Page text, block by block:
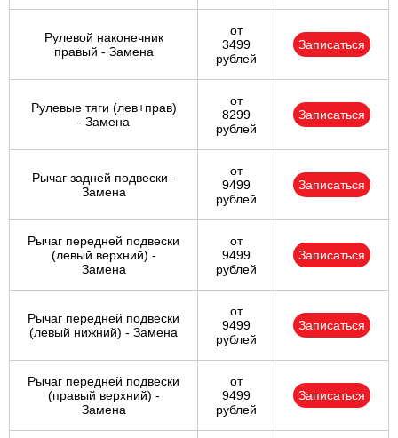
Рулевой наконечник
правый - Замена
от
3499
рублей
Записаться
Рулевые тяги (лев+прав)
- Замена
от
8299
рублей
Записаться
Рычаг задней подвески -
Замена
от
9499
рублей
Записаться
Рычаг передней подвески
(левый верхний) -
Замена
от
9499
рублей
Записаться
Рычаг передней подвески
(левый нижний) - Замена
от
9499
рублей
Записаться
Рычаг передней подвески
(правый верхний) -
Замена
от
9499
рублей
Записаться